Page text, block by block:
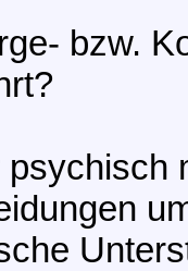
bzw.